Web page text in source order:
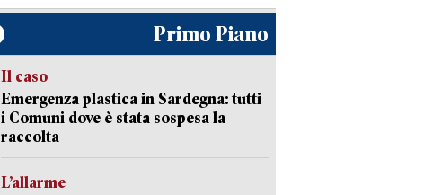
Primo Piano
Il caso
Emergenza plastica in Sardegna: tutti
i Comuni dove è stata sospesa la
raccolta
L’allarme